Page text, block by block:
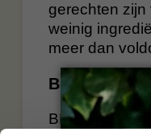
gerechten
weinig
meer dan
BBQuality
BBQuality